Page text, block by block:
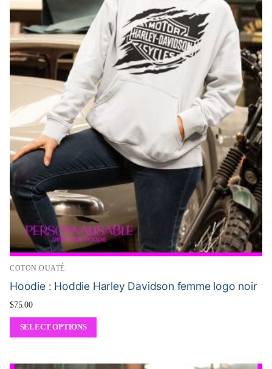
COTON OUATÉ
Hoodie : Hoddie Harley Davidson femme logo noir
$75.00
SELECT OPTIONS